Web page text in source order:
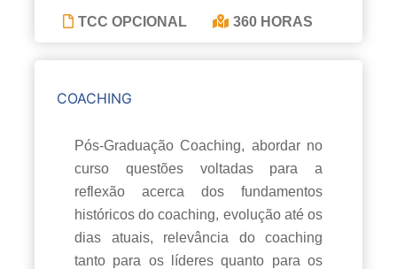
TCC OPCIONAL
360 HORAS
COACHING
Pós-Graduação Coaching, abordar no
curso questões voltadas para a
reflexão acerca dos fundamentos
históricos do coaching, evolução até os
dias atuais, relevância do coaching
tanto para os líderes quanto para os